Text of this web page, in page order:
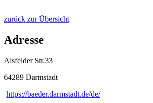
zurück zur Übersicht
Adresse
Alsfelder Str.33
64289 Darmstadt
https://baeder.darmstadt.de/de/